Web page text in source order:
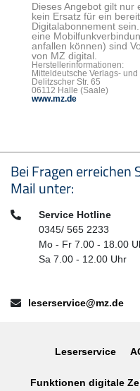
Dieses Angebot gilt nur
kein Ersatz für ein
Digitalabonnement
eine
anfallen können) sind
von MZ digital.
Herstellerinformationen:
Mitteldeutsche Verlags-
Delitzscher Str. 65
06112 Halle (Saale)
www.mz.de
Seitenfußbereich
Bei Fragen erreichen
Mail unter:
Telefon:Service Hotline
0345/ 565 2233
Mo - Fr 7.00 - 18.00
Sa 7.00 - 12.00 Uhr
E-Mail:leserservice@mz.de
Leserservice
Funktionen digitale